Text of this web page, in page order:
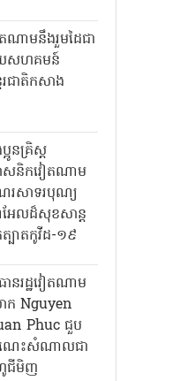
ណាមនឹងរួមដៃជា
សហគមន៍
រជាតិកសាង
អូនគ្រិស្ត
សនិកវៀតណាម
សាទរបុណ្យ
ែលដ៏សុខសាន្ត
ត្បាតកូវីដ-១៩
ានរដ្ឋវៀតណាម
Nguyen
Phuc ជួប
េះសំណាលជា
ជីមិញ